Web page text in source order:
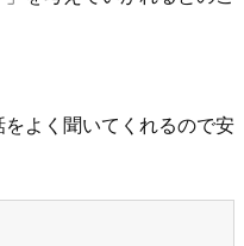
よく聞いてくれるので安